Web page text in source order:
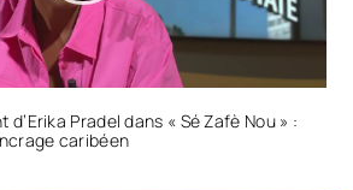
Pradel dans « Sé Zafè Nou » :
caribéen